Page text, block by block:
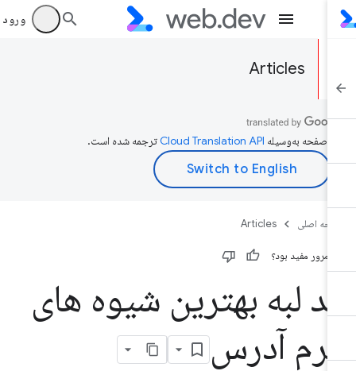
ورود به
Articles
صفحه به‌وسیله ترجمه شده است.
اصلی Articles
مرور مفید بود؟
لبه بهترین شیوه های
آدرس